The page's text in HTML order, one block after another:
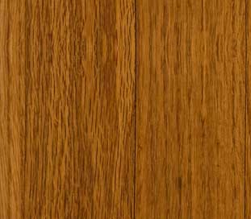
Наши туристически обекти Някой ден…
Фото галерия